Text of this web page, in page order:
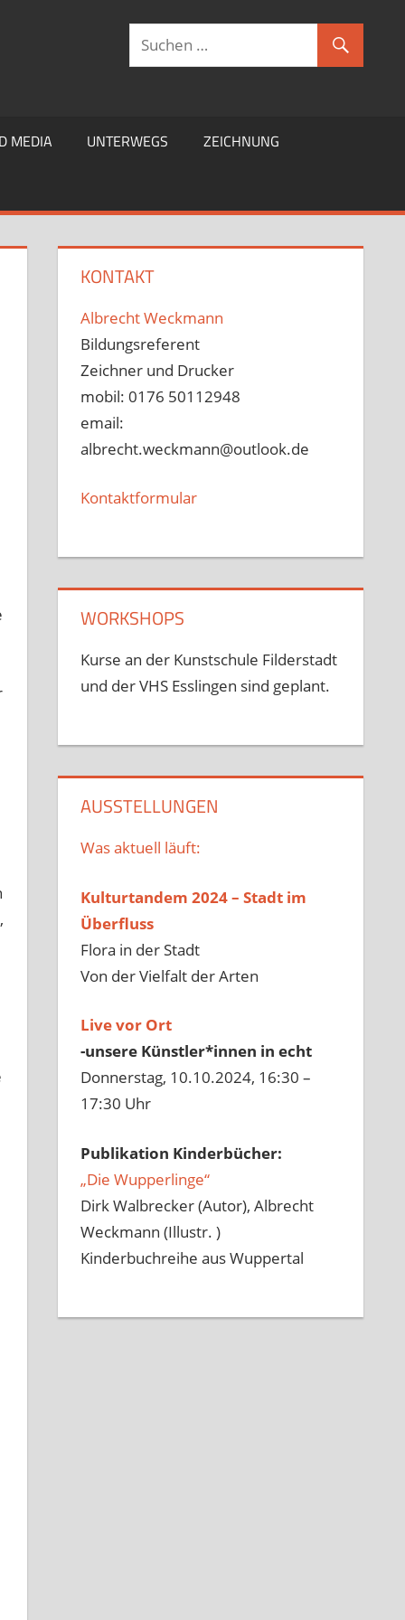
MEDIA UNTERWEGS ZEICHNUNG
KONTAKT
Albrecht Weckmann
Bildungsreferent
Zeichner und Drucker
mobil: 0176 50112948
email:
albrecht.weckmann@outlook.de
Kontaktformular
WORKSHOPS
Kurse an der Kunstschule Filderstadt
und der VHS Esslingen sind geplant.
AUSSTELLUNGEN
Was aktuell läuft:
Kulturtandem 2024 – Stadt im
Überfluss
Flora in der Stadt
Von der Vielfalt der Arten
Live vor Ort
-unsere Künstler*innen in echt
Donnerstag, 10.10.2024, 16:30 –
17:30 Uhr
Publikation Kinderbücher:
„Die Wupperlinge“
Dirk Walbrecker (Autor), Albrecht
Weckmann (Illustr. )
Kinderbuchreihe aus Wuppertal